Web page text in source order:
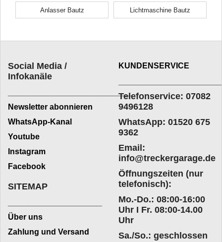
Anlasser Bautz Lichtmaschine Bautz
Social Media /
Infokanäle
_________________________
Newsletter abonnieren
WhatsApp-Kanal
Youtube
Instagram
Facebook
KUNDENSERVICE
Telefonservice: 07082
9496128
WhatsApp: 01520 675
9362
Email:
info@treckergarage.de
Öffnungszeiten (nur
telefonisch):
Mo.-Do.: 08:00-16:00
Uhr I Fr. 08:00-14.00
Uhr
Sa./So.: geschlossen
SITEMAP
Über uns
Zahlung und Versand